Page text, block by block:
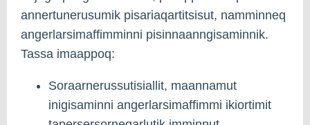
annertunerusumik pisariaqartitsisut, namminneq
angerlarsimaffimminni pisinnaanngisaminnik.
Tassa imaappoq:
Soraarnerussutisiallit, maannamut
inigisaminni angerlarsimaffimmi ikiortimit